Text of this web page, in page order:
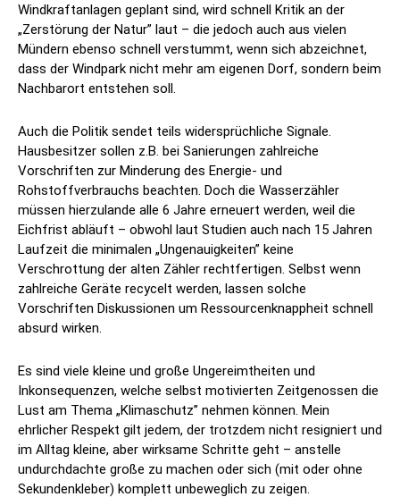
Windkraftanlagen geplant sind, wird schnell Kritik an der
„Zerstörung der Natur” laut – die jedoch auch aus vielen
Mündern ebenso schnell verstummt, wenn sich abzeichnet,
dass der Windpark nicht mehr am eigenen Dorf, sondern beim
Nachbarort entstehen soll.
Auch die Politik sendet teils widersprüchliche Signale.
Hausbesitzer sollen z.B. bei Sanierungen zahlreiche
Vorschriften zur Minderung des Energie- und
Rohstoffverbrauchs beachten. Doch die Wasserzähler
müssen hierzulande alle 6 Jahre erneuert werden, weil die
Eichfrist abläuft – obwohl laut Studien auch nach 15 Jahren
Laufzeit die minimalen „Ungenauigkeiten” keine
Verschrottung der alten Zähler rechtfertigen. Selbst wenn
zahlreiche Geräte recycelt werden, lassen solche
Vorschriften Diskussionen um Ressourcenknappheit schnell
absurd wirken.
Es sind viele kleine und große Ungereimtheiten und
Inkonsequenzen, welche selbst motivierten Zeitgenossen die
Lust am Thema „Klimaschutz” nehmen können. Mein
ehrlicher Respekt gilt jedem, der trotzdem nicht resigniert und
im Alltag kleine, aber wirksame Schritte geht – anstelle
undurchdachte große zu machen oder sich (mit oder ohne
Sekundenkleber) komplett unbeweglich zu zeigen.